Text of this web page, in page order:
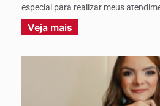
especial para realizar meus
Veja mais